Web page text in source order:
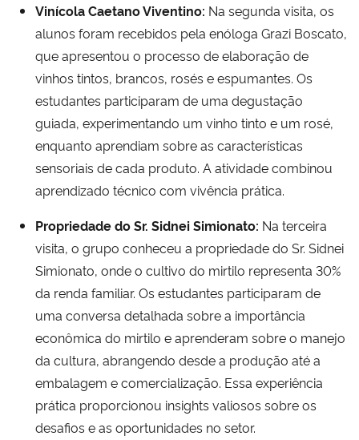
Vinícola Caetano Viventino: Na segunda visita, os
alunos foram recebidos pela enóloga Grazi Boscato,
que apresentou o processo de elaboração de
vinhos tintos, brancos, rosés e espumantes. Os
estudantes participaram de uma degustação
guiada, experimentando um vinho tinto e um rosé,
enquanto aprendiam sobre as características
sensoriais de cada produto. A atividade combinou
aprendizado técnico com vivência prática.
Propriedade do Sr. Sidnei Simionato: Na terceira
visita, o grupo conheceu a propriedade do Sr. Sidnei
Simionato, onde o cultivo do mirtilo representa 30%
da renda familiar. Os estudantes participaram de
uma conversa detalhada sobre a importância
econômica do mirtilo e aprenderam sobre o manejo
da cultura, abrangendo desde a produção até a
embalagem e comercialização. Essa experiência
prática proporcionou insights valiosos sobre os
desafios e as oportunidades no setor.